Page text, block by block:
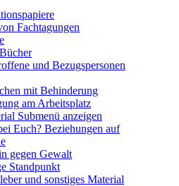
Fachtagungen
und Bezugspersonen
mit Behinderung
am Arbeitsplatz
Submenü anzeigen
Euch? Beziehungen auf
gegen Gewalt
Standpunkt
und sonstiges Material